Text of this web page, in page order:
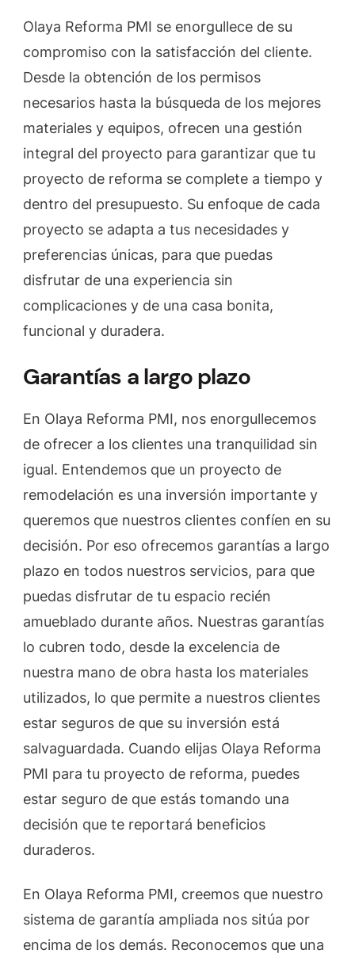
Olaya Reforma PMI se enorgullece de su
compromiso con la satisfacción del cliente.
Desde la obtención de los permisos
necesarios hasta la búsqueda de los mejores
materiales y equipos, ofrecen una gestión
integral del proyecto para garantizar que tu
proyecto de reforma se complete a tiempo y
dentro del presupuesto. Su enfoque de cada
proyecto se adapta a tus necesidades y
preferencias únicas, para que puedas
disfrutar de una experiencia sin
complicaciones y de una casa bonita,
funcional y duradera.
Garantías a largo plazo
En Olaya Reforma PMI, nos enorgullecemos
de ofrecer a los clientes una tranquilidad sin
igual. Entendemos que un proyecto de
remodelación es una inversión importante y
queremos que nuestros clientes confíen en su
decisión. Por eso ofrecemos garantías a largo
plazo en todos nuestros servicios, para que
puedas disfrutar de tu espacio recién
amueblado durante años. Nuestras garantías
lo cubren todo, desde la excelencia de
nuestra mano de obra hasta los materiales
utilizados, lo que permite a nuestros clientes
estar seguros de que su inversión está
salvaguardada. Cuando elijas Olaya Reforma
PMI para tu proyecto de reforma, puedes
estar seguro de que estás tomando una
decisión que te reportará beneficios
duraderos.
En Olaya Reforma PMI, creemos que nuestro
sistema de garantía ampliada nos sitúa por
encima de los demás. Reconocemos que una